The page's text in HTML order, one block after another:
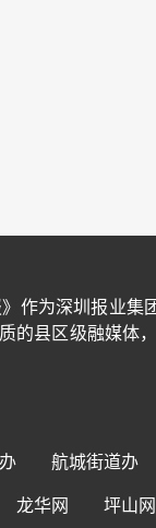
作为深圳报业
的县区级融媒体
航城街道办
龙华网 坪山网